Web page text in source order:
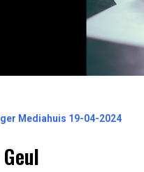
Mediahuis 19-04-2024